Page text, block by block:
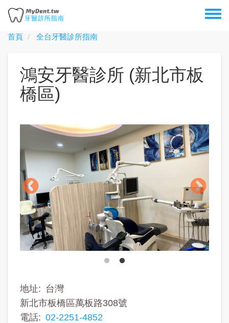
移
主首頁 全台牙醫診所指南
鴻安牙醫診所 (新北市板
橋區)
地址
台灣
新北市板橋區萬板路308號
電話
02-2251-4852